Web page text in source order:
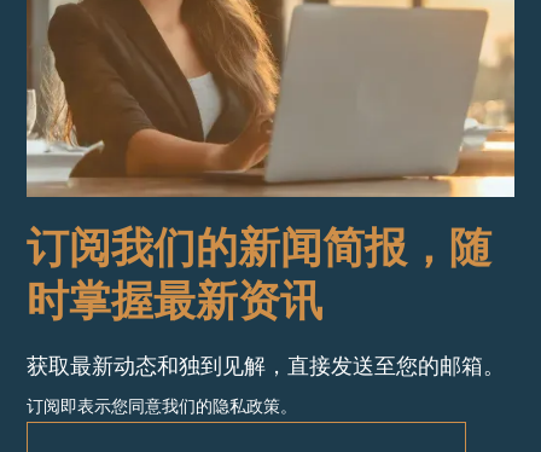
订阅我们的新闻简报，随
时掌握最新资讯
获取最新动态和独到见解，直接发送至您的邮箱。
订阅即表示您同意我们的隐私政策。